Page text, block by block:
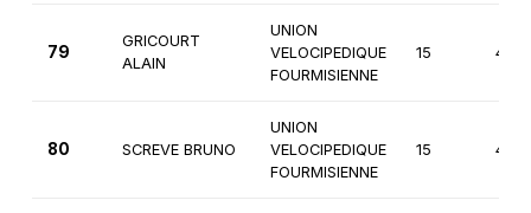
79
GRICOURT
ALAIN
UNION
VELOCIPEDIQUE
FOURMISIENNE
15
80 SCREVE BRUNO
UNION
VELOCIPEDIQUE
FOURMISIENNE
15